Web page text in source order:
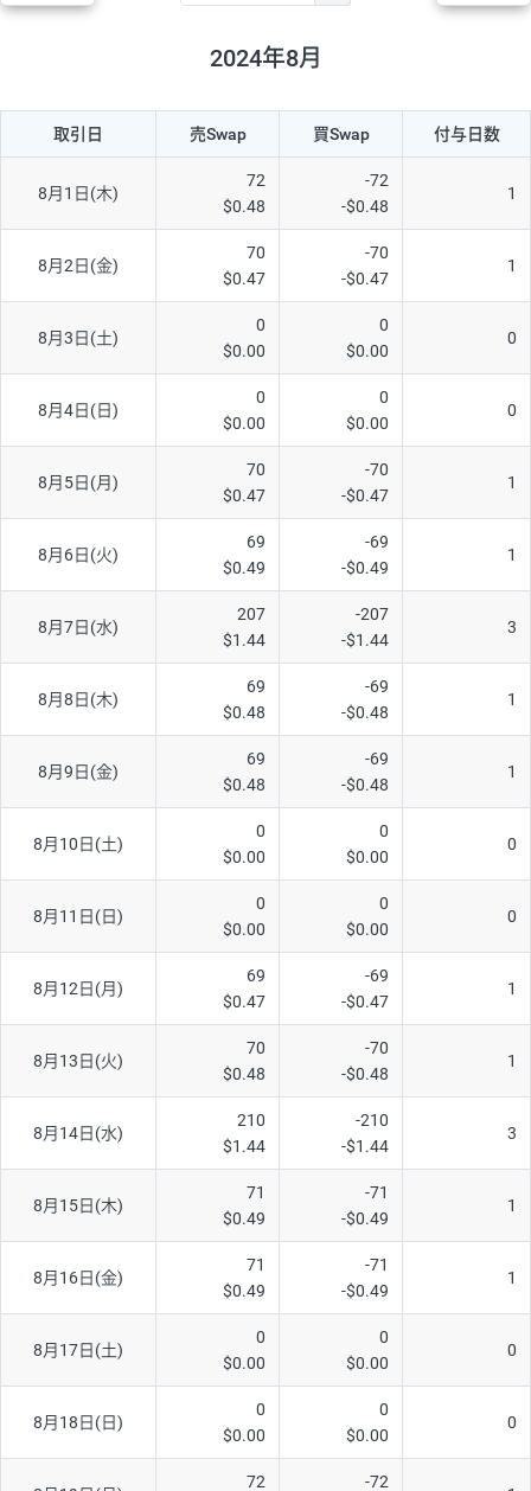
NZD/JPY 28円 36,920円 7.5円
38円 45,810円
TRY/JPY 26円 1,400円 185.7円
35円 17,280円
HUF/JPY
ZAR/JPY 130円 39,680円 32.7円
MXN/JPY 140円 37,180円
GBP/USD 4円 86,230円
41円 36,920円
EUR/GBP
EUR/AUD 103円 74,270円 13.8円
GBP/AUD 43円 86,230円
111円 74,270円
160円 65,030円
※2026/6/30の当社のスワップポイントおよび、同日の為替レート
に基づいて算出。
※取引証拠金は同日の当社為替レート（ニューヨーククローズ・
MIDレート）に基づいて算出。
※ハンガリーフォリント/円と南アフリカランド/円とメキシコペ
ソ/円は10万通貨単位。
2024年8月
取引日 売Swap 買Swap 付与日数
8月1日(木)
72
$0.48
-72
-$0.48
1
8月2日(金)
70
$0.47
-70
-$0.47
1
8月3日(土)
0
$0.00
0
$0.00
0
8月4日(日)
0
$0.00
0
$0.00
0
8月5日(月)
70
$0.47
-70
-$0.47
1
8月6日(火)
69
$0.49
-69
-$0.49
1
8月7日(水)
207
$1.44
-207
-$1.44
3
8月8日(木)
69
$0.48
-69
-$0.48
1
8月9日(金)
69
$0.48
-69
-$0.48
1
8月10日(土)
0
$0.00
0
$0.00
0
8月11日(日)
0
$0.00
0
$0.00
0
8月12日(月)
69
$0.47
-69
-$0.47
1
8月13日(火)
70
$0.48
-70
-$0.48
1
8月14日(水)
210
$1.44
-210
-$1.44
3
8月15日(木)
71
$0.49
-71
-$0.49
1
8月16日(金)
71
$0.49
-71
-$0.49
1
8月17日(土)
0
$0.00
0
$0.00
0
8月18日(日)
0
$0.00
0
$0.00
0
72 -72